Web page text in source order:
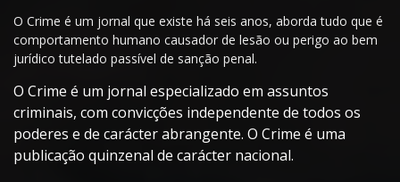
O Crime é um jornal que existe há seis anos, aborda tudo que é
comportamento humano causador de lesão ou perigo ao bem
jurídico tutelado passível de sanção penal.
O Crime é um jornal especializado em assuntos
criminais, com convicções independente de todos os
poderes e de carácter abrangente. O Crime é uma
publicação quinzenal de carácter nacional.